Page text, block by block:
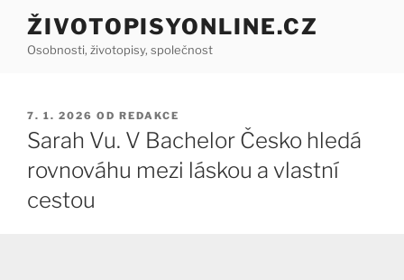
Přejít
obsahu
ŽIVOTOPISYONLINE.CZ
Osobnosti, životopisy, společnost
PUBLIKOVÁNO
7. 1. 2026 OD REDAKCE
Sarah Vu. V Bachelor Česko hledá
rovnováhu mezi láskou a vlastní
cestou